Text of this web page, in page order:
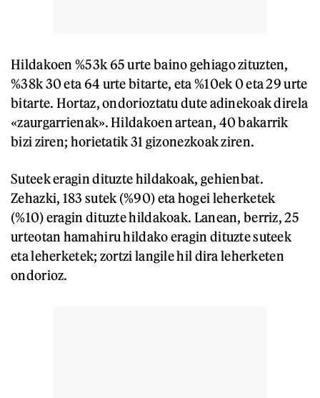
Hildakoen %53k 65 urte baino gehiago zituzten,
%38k 30 eta 64 urte bitarte, eta %10ek 0 eta 29 urte
bitarte. Hortaz, ondorioztatu dute adinekoak direla
«zaurgarrienak». Hildakoen artean, 40 bakarrik
bizi ziren; horietatik 31 gizonezkoak ziren.
Suteek eragin dituzte hildakoak, gehienbat.
Zehazki, 183 sutek (%90) eta hogei leherketek
(%10) eragin dituzte hildakoak. Lanean, berriz, 25
urteotan hamahiru hildako eragin dituzte suteek
eta leherketek; zortzi langile hil dira leherketen
ondorioz.